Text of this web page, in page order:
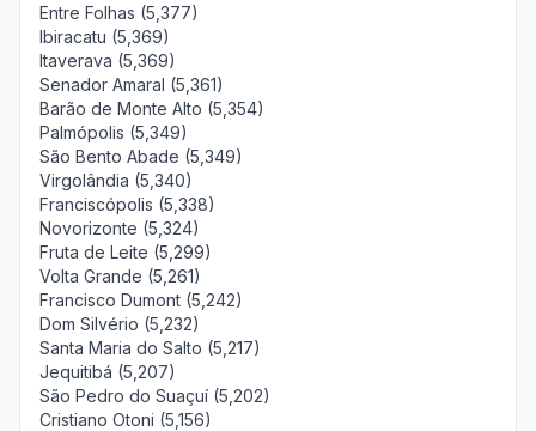
Entre Folhas (5,377)
Ibiracatu (5,369)
Itaverava (5,369)
Senador Amaral (5,361)
Barão de Monte Alto (5,354)
Palmópolis (5,349)
São Bento Abade (5,349)
Virgolândia (5,340)
Franciscópolis (5,338)
Novorizonte (5,324)
Fruta de Leite (5,299)
Volta Grande (5,261)
Francisco Dumont (5,242)
Dom Silvério (5,232)
Santa Maria do Salto (5,217)
Jequitibá (5,207)
São Pedro do Suaçuí (5,202)
Cristiano Otoni (5,156)